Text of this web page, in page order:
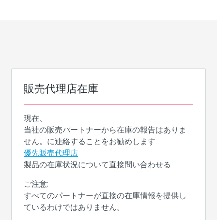
販売代理店在庫
現在、
当社の販売パートナーから在庫の報告はありま
せん。に連絡することをお勧めします
優先販売代理店
製品の在庫状況について直接問い合わせる
ご注意:
すべてのパートナーが直接の在庫情報を提供し
ているわけではありません。